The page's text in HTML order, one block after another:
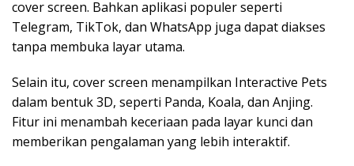
cover screen. Bahkan aplikasi populer seperti
Telegram, TikTok, dan WhatsApp juga dapat diakses
tanpa membuka layar utama.
Selain itu, cover screen menampilkan Interactive Pets
dalam bentuk 3D, seperti Panda, Koala, dan Anjing.
Fitur ini menambah keceriaan pada layar kunci dan
memberikan pengalaman yang lebih interaktif.